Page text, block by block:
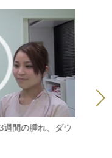
間の腫れ、ダウ